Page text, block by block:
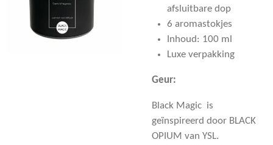
afsluitbare dop
6 aromastokjes
Inhoud: 100 ml
Luxe verpakking
Geur:
Black Magic is
geïnspireerd door BLACK
OPIUM van YSL.